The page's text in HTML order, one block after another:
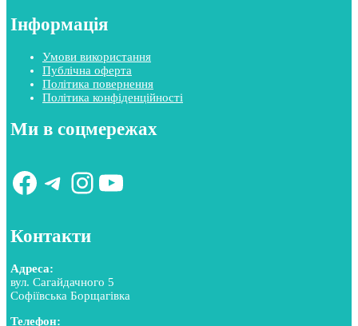
Інформація
Умови використання
Публічна оферта
Політика повернення
Політика конфіденційності
Ми в соцмережах
Facebook
Telegram
Instagram
YouTube
Контакти
Адреса:
вул. Сагайдачного 5
Софіївська Борщагівка
Телефон: